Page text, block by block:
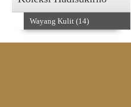
Wayang Kulit (14)